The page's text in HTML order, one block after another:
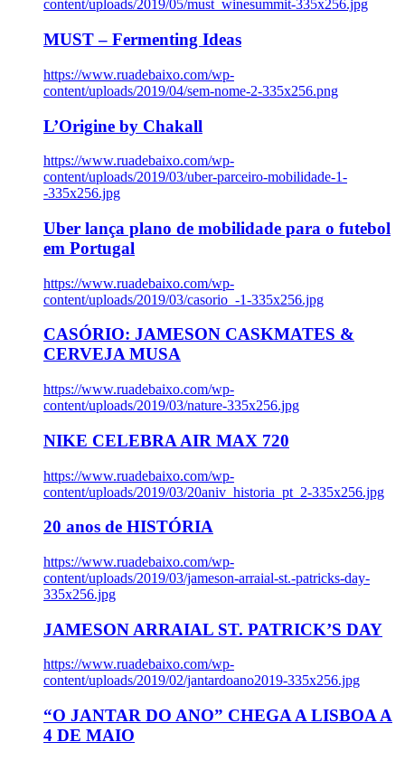
content/uploads/2019/05/must_winesummit-335x256.jpg
MUST – Fermenting Ideas
https://www.ruadebaixo.com/wp-
content/uploads/2019/04/sem-nome-2-335x256.png
L’Origine by Chakall
https://www.ruadebaixo.com/wp-
content/uploads/2019/03/uber-parceiro-mobilidade-1-
-335x256.jpg
Uber lança plano de mobilidade para o futebol
em Portugal
https://www.ruadebaixo.com/wp-
content/uploads/2019/03/casorio_-1-335x256.jpg
CASÓRIO: JAMESON CASKMATES &
CERVEJA MUSA
https://www.ruadebaixo.com/wp-
content/uploads/2019/03/nature-335x256.jpg
NIKE CELEBRA AIR MAX 720
https://www.ruadebaixo.com/wp-
content/uploads/2019/03/20aniv_historia_pt_2-335x256.jpg
20 anos de HISTÓRIA
https://www.ruadebaixo.com/wp-
content/uploads/2019/03/jameson-arraial-st.-patricks-day-
335x256.jpg
JAMESON ARRAIAL ST. PATRICK’S DAY
https://www.ruadebaixo.com/wp-
content/uploads/2019/02/jantardoano2019-335x256.jpg
“O JANTAR DO ANO” CHEGA A LISBOA A
4 DE MAIO